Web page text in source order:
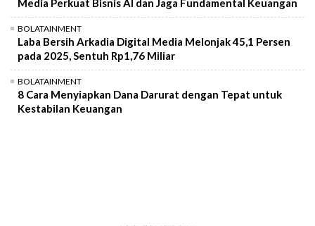
Media Perkuat Bisnis AI dan Jaga Fundamental Keuangan
BOLATAINMENT
Laba Bersih Arkadia Digital Media Melonjak 45,1 Persen
pada 2025, Sentuh Rp1,76 Miliar
BOLATAINMENT
8 Cara Menyiapkan Dana Darurat dengan Tepat untuk
Kestabilan Keuangan